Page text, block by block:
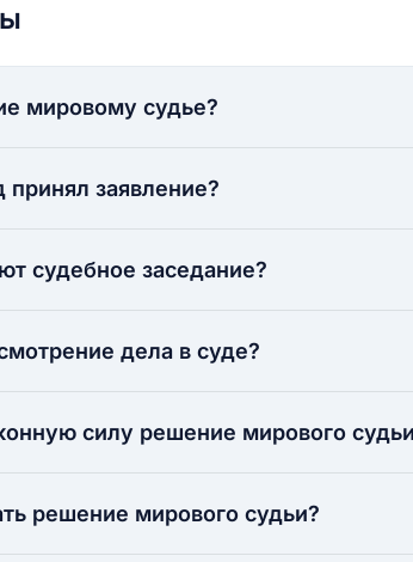
мировому судье?
принял заявление?
судебное заседание?
дела в суде?
силу решение мирового
решение мирового судьи?